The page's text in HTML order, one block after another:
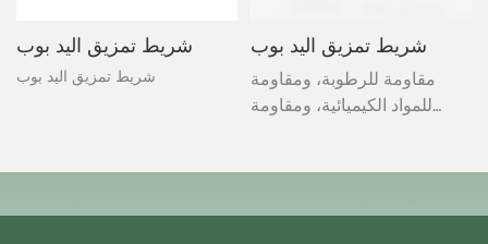
شريط تمزيق اليد بوب
شريط تمزيق اليد بوب
شريط تمزيق اليد بوب
مقاومة للرطوبة، ومقاومة
للمواد الكيميائية، ومقاومة